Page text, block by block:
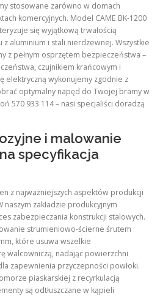
stosowane zarówno w domach
komercyjnych. Model CAME BK-1200
się wyjątkową trwałością
z aluminium i stali nierdzewnej. Wszystkie
z pełnym osprzętem bezpieczeństwa –
czujnikiem krańcowym i
elektryczną wykonujemy zgodnie z
optymalny napęd do Twojej bramy w
570 933 114 – nasi specjaliści doradzą
i malowanie
specyfikacja
z najważniejszych aspektów produkcji
zakładzie produkcyjnym
zabezpieczania konstrukcji stalowych.
strumieniowo-ścierne śrutem
które usuwa wszelkie
walcowniczą, nadając powierzchni
zapewnienia przyczepności powłoki.
piaskarskiej z recyrkulacją
są odtłuszczane w kąpieli